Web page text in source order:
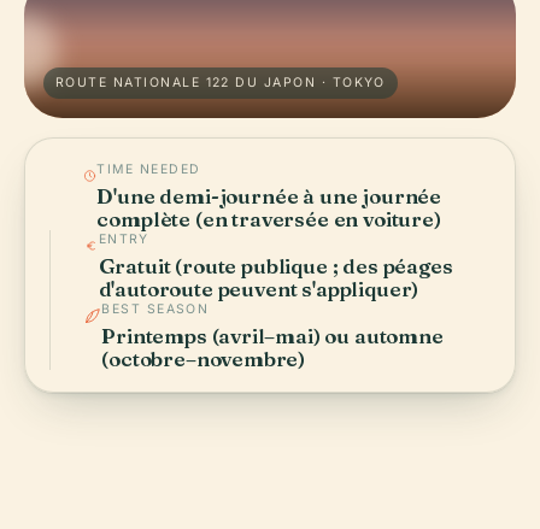
ROUTE NATIONALE 122 DU JAPON · TOKYO
TIME NEEDED
D'une demi-journée à une journée
complète (en traversée en voiture)
ENTRY
Gratuit (route publique ; des péages
d'autoroute peuvent s'appliquer)
BEST SEASON
Printemps (avril–mai) ou automne
(octobre–novembre)